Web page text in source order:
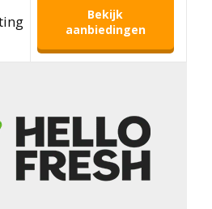
Bekijk
aanbiedingen